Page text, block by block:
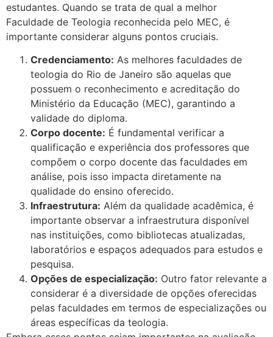
estudantes. Quando se trata de qual a melhor
Faculdade de Teologia reconhecida pelo MEC, é
importante considerar alguns pontos cruciais.
Credenciamento: As melhores faculdades de
teologia do Rio de Janeiro são aquelas que
possuem o reconhecimento e acreditação do
Ministério da Educação (MEC), garantindo a
validade do diploma.
Corpo docente: É fundamental verificar a
qualificação e experiência dos professores que
compõem o corpo docente das faculdades em
análise, pois isso impacta diretamente na
qualidade do ensino oferecido.
Infraestrutura: Além da qualidade acadêmica, é
importante observar a infraestrutura disponível
nas instituições, como bibliotecas atualizadas,
laboratórios e espaços adequados para estudos e
pesquisa.
Opções de especialização: Outro fator relevante a
considerar é a diversidade de opções oferecidas
pelas faculdades em termos de especializações ou
áreas específicas da teologia.